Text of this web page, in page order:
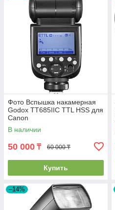
Фото Вспышка накамерная
Godox TT685IIС TTL HSS для
Canon
В наличии
50 000 ₸ 60 000 ₸
Купить
–14%